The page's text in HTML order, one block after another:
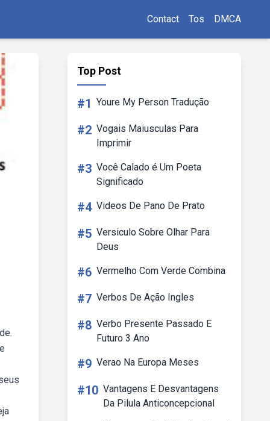
Contact Tos DMCA
Top Post
#1 Youre My Person Tradução
#2 Vogais Maiusculas Para
Imprimir
#3 Você Calado é Um Poeta
Significado
#4 Videos De Pano De Prato
#5 Versiculo Sobre Olhar Para
Deus
#6 Vermelho Com Verde Combina
#7 Verbos De Ação Ingles
#8 Verbo Presente Passado E
Futuro 3 Ano
#9 Verao Na Europa Meses
#10 Vantagens E Desvantagens
Da Pilula Anticoncepcional